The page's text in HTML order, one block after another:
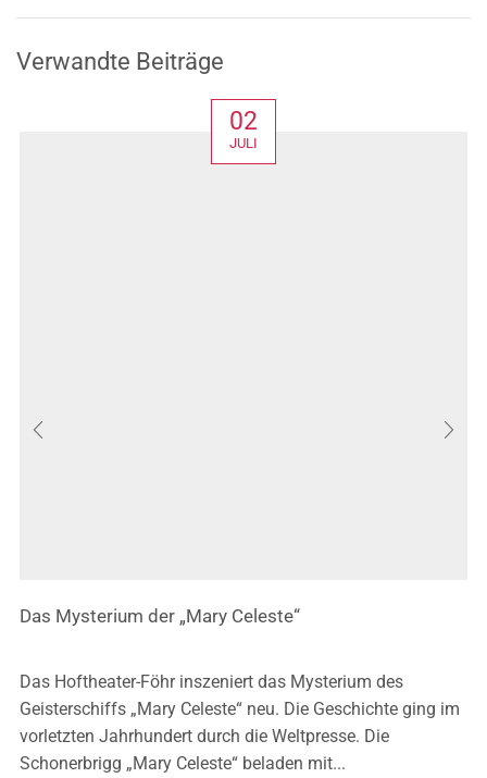
Verwandte Beiträge
02
JULI
Das Mysterium der „Mary Celeste“
Das Hoftheater-Föhr inszeniert das Mysterium des
Geisterschiffs „Mary Celeste“ neu. Die Geschichte ging im
vorletzten Jahrhundert durch die Weltpresse. Die
Schonerbrigg „Mary Celeste“ beladen mit...